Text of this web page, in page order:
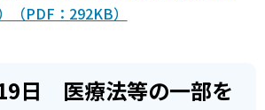
（PDF：292KB）
日 医療法等の一部を